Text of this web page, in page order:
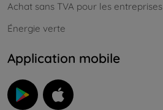
Achat sans TVA pour les entreprises
Énergie verte
Application mobile